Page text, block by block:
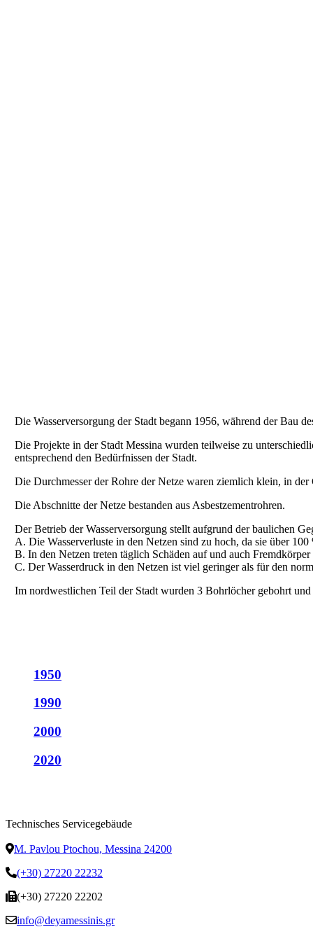
Die Wasserversorgung der Stadt begann 1956, während der Bau
Die Projekte in der Stadt Messina wurden teilweise zu
entsprechend den Bedürfnissen der Stadt.
Die Durchmesser der Rohre der Netze waren ziemlich klein, in
Die Abschnitte der Netze bestanden aus Asbestzementrohren.
Der Betrieb der Wasserversorgung stellt aufgrund der baulichen
A. Die Wasserverluste in den Netzen sind zu hoch, da sie über
B. In den Netzen treten täglich Schäden auf und auch
C. Der Wasserdruck in den Netzen ist viel geringer als für den
Im nordwestlichen Teil der Stadt wurden 3 Bohrlöcher gebohrt
1950
1990
2000
2020
Technisches Servicegebäude
M. Pavlou Ptochou, Messina 24200
(+30) 27220 22232
(+30) 27220 22202
info@deyamessinis.gr